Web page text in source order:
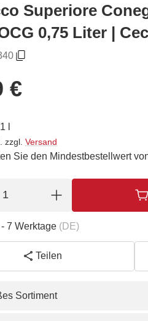
Superiore
0,75 Liter |
€
l
zzgl. Versand
Sie den Mindestbestellwert
7 Werktage (DE)
Teilen
Sortiment